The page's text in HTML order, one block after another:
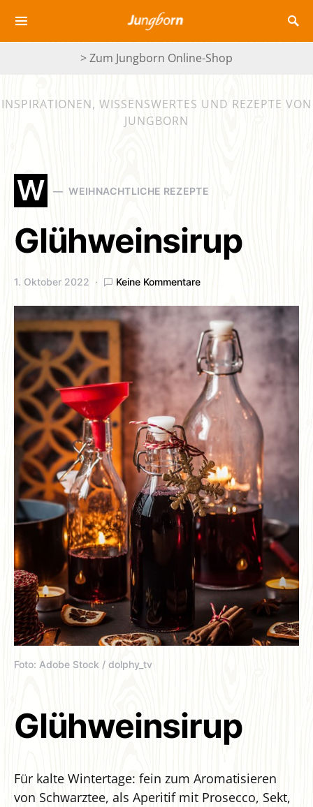
> Zum Jungborn Online-Shop
INSPIRATIONEN, WISSENSWERTES UND REZEPTE VON
JUNGBORN
W WEIHNACHTLICHE REZEPTE
Glühweinsirup
1. Oktober 2022 Keine Kommentare
Foto: Adobe Stock / dolphy_tv
Glühweinsirup
Für kalte Wintertage: fein zum Aromatisieren
von Schwarztee, als Aperitif mit Prosecco, Sekt,